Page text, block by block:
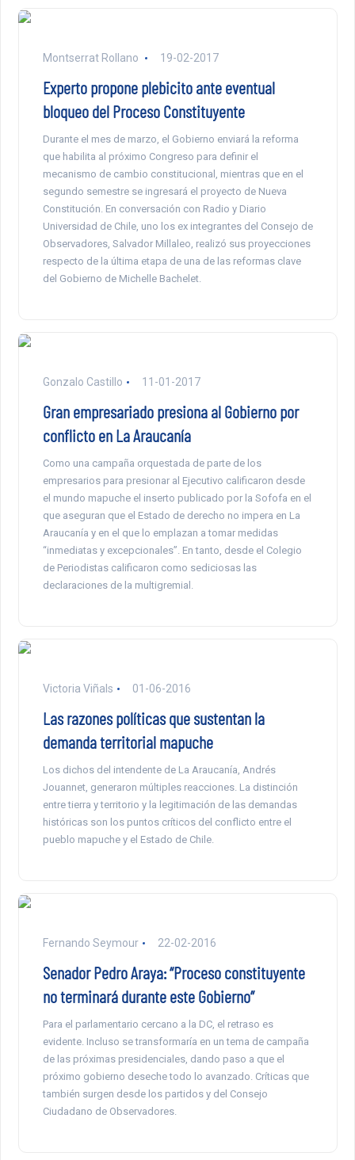
Montserrat Rollano 19-02-2017
Experto propone plebicito ante eventual
bloqueo del Proceso Constituyente
Durante el mes de marzo, el Gobierno enviará la reforma
que habilita al próximo Congreso para definir el
mecanismo de cambio constitucional, mientras que en el
segundo semestre se ingresará el proyecto de Nueva
Constitución. En conversación con Radio y Diario
Universidad de Chile, uno los ex integrantes del Consejo de
Observadores, Salvador Millaleo, realizó sus proyecciones
respecto de la última etapa de una de las reformas clave
del Gobierno de Michelle Bachelet.
Gonzalo Castillo 11-01-2017
Gran empresariado presiona al Gobierno por
conflicto en La Araucanía
Como una campaña orquestada de parte de los
empresarios para presionar al Ejecutivo calificaron desde
el mundo mapuche el inserto publicado por la Sofofa en el
que aseguran que el Estado de derecho no impera en La
Araucanía y en el que lo emplazan a tomar medidas
“inmediatas y excepcionales”. En tanto, desde el Colegio
de Periodistas calificaron como sediciosas las
declaraciones de la multigremial.
Victoria Viñals 01-06-2016
Las razones políticas que sustentan la
demanda territorial mapuche
Los dichos del intendente de La Araucanía, Andrés
Jouannet, generaron múltiples reacciones. La distinción
entre tierra y territorio y la legitimación de las demandas
históricas son los puntos críticos del conflicto entre el
pueblo mapuche y el Estado de Chile.
Fernando Seymour 22-02-2016
Senador Pedro Araya: “Proceso constituyente
no terminará durante este Gobierno”
Para el parlamentario cercano a la DC, el retraso es
evidente. Incluso se transformaría en un tema de campaña
de las próximas presidenciales, dando paso a que el
próximo gobierno deseche todo lo avanzado. Críticas que
también surgen desde los partidos y del Consejo
Ciudadano de Observadores.